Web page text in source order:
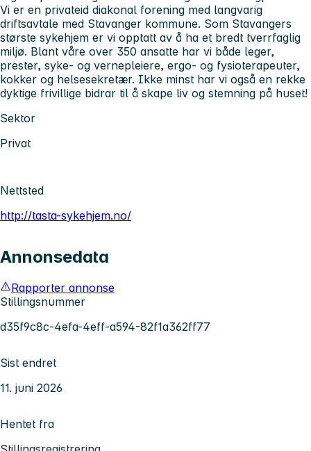
Vi er en privateid diakonal forening med langvarig
driftsavtale med Stavanger kommune. Som Stavangers
største sykehjem er vi opptatt av å ha et bredt tverrfaglig
miljø. Blant våre over 350 ansatte har vi både leger,
prester, syke- og vernepleiere, ergo- og fysioterapeuter,
kokker og helsesekretær. Ikke minst har vi også en rekke
dyktige frivillige bidrar til å skape liv og stemning på huset!
Sektor
Privat
Nettsted
http://tasta-sykehjem.no/
Annonsedata
Rapporter annonse
Stillingsnummer
d35f9c8c-4efa-4eff-a594-82f1a362ff77
Sist endret
11. juni 2026
Hentet fra